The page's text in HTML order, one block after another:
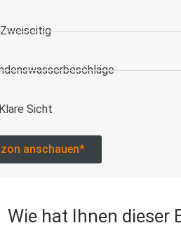
Zweiseitig
Sicht
anschauen*
Wie hat Ihnen dieser